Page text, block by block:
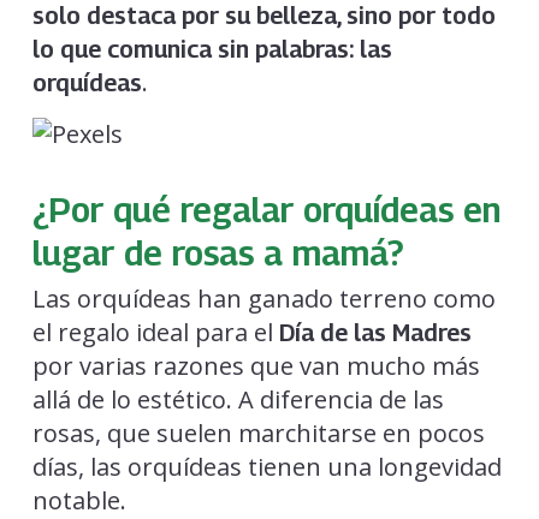
solo destaca por su belleza, sino por todo
lo que comunica sin palabras: las
orquídeas.
¿Por qué regalar orquídeas en
lugar de rosas a mamá?
Las orquídeas han ganado terreno como
el regalo ideal para el Día de las Madres
por varias razones que van mucho más
allá de lo estético. A diferencia de las
rosas, que suelen marchitarse en pocos
días, las orquídeas tienen una longevidad
notable.